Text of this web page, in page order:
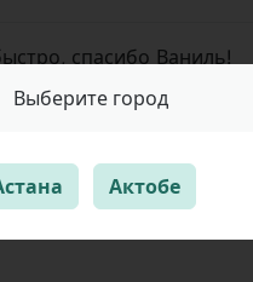
спасибо Ваниль!
Выберите город
Актобе